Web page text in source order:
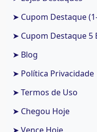
➤ Cupom Destaque
➤ Cupom Destaque 5
➤ Blog
➤ Política Privacidade
➤ Termos de Uso
➤ Chegou Hoje